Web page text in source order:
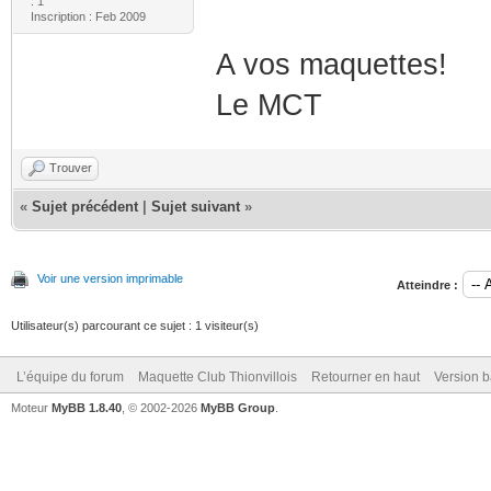
Inscription : Feb 2009
A vos maquettes!
Le MCT
Trouver
« Sujet précédent Sujet suivant »
Voir une version imprimable Atteindre :
Utilisateur(s) parcourant ce sujet : 1 visiteur(s)
L’équipe du forum Maquette Club Thionvillois Retourner en haut Version
Moteur MyBB 1.8.40 , © 2002-2026 MyBB Group